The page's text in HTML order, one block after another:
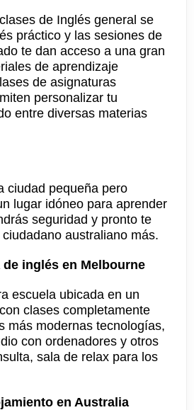
de Inglés general se
práctico y las sesiones de
te dan acceso a una gran
de aprendizaje
de asignaturas
personalizar tu
entre diversas materias
ciudad pequeña pero
lugar idóneo para aprender
seguridad y pronto te
australiano más.
inglés en Melbourne
escuela ubicada en un
clases completamente
más modernas tecnologías,
con ordenadores y otros
sala de relax para los
en Australia